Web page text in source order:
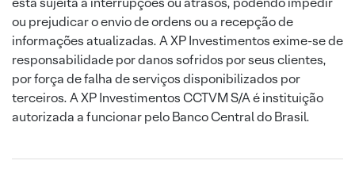
ou prejudicar o envio de ordens ou a recepção de
informações atualizadas. A XP Investimentos exime-se de
responsabilidade por danos sofridos por seus clientes,
por força de falha de serviços disponibilizados por
terceiros. A XP Investimentos CCTVM S/A é instituição
autorizada a funcionar pelo Banco Central do Brasil.